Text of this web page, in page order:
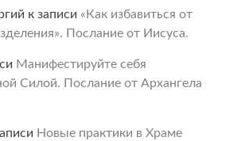
к записи «Как избавиться от
Послание от Иисуса.
Манифестируйте себя
Силой. Послание от Архангела
Новые практики в Храме